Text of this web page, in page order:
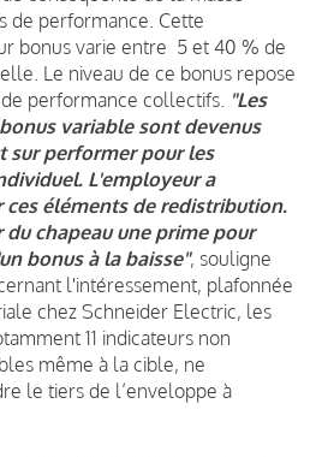
de performance. Cette
bonus varie entre 5 et 40 % de
Le niveau de ce bonus repose
performance collectifs. "Les
variable sont devenus
sur performer pour les
L'employeur a
éléments de redistribution.
chapeau une prime pour
bonus à la baisse", souligne
l'intéressement, plafonnée
chez Schneider Electric, les
11 indicateurs non
même à la cible, ne
le tiers de l’enveloppe à